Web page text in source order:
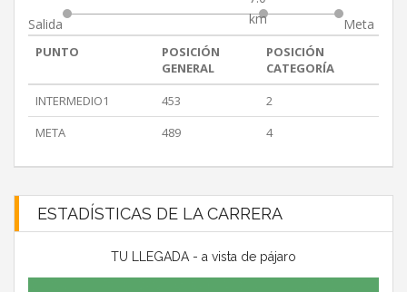
Salida
km
Meta
PUNTO
POSICIÓN
GENERAL
POSICIÓN
CATEGORÍA
INTERMEDIO1
453
2
META
489 4
ESTADÍSTICAS DE LA CARRERA
TU LLEGADA - a vista de pájaro